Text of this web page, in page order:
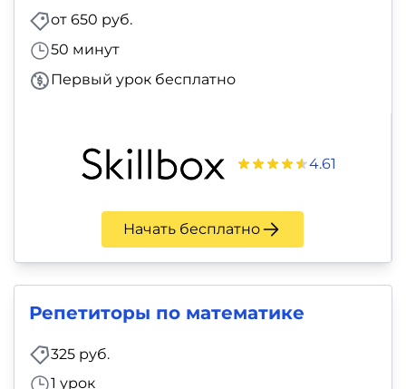
от 650 руб.
50 минут
Первый урок бесплатно
4.61
Начать бесплатно
Репетиторы по математике
325 руб.
1 урок
аудио
Маркетинг
Для
детей
Красота,
здоровье,
фитнес
Психология